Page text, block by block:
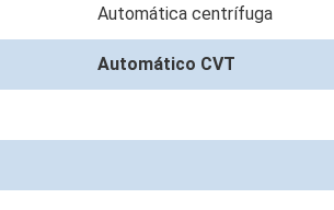
Automática centrífuga
Automático CVT